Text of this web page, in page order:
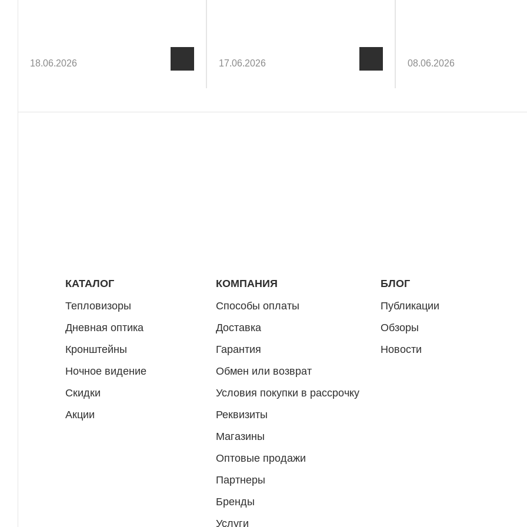
18.06.2026 17.06.2026 08.06.2026
КАТАЛОГ
Тепловизоры
Дневная оптика
Кронштейны
Ночное видение
Скидки
Акции
КОМПАНИЯ
Способы оплаты
Доставка
Гарантия
Обмен или возврат
Условия покупки в рассрочку
Реквизиты
Магазины
Оптовые продажи
Партнеры
Бренды
Услуги
БЛОГ
Публикации
Обзоры
Новости